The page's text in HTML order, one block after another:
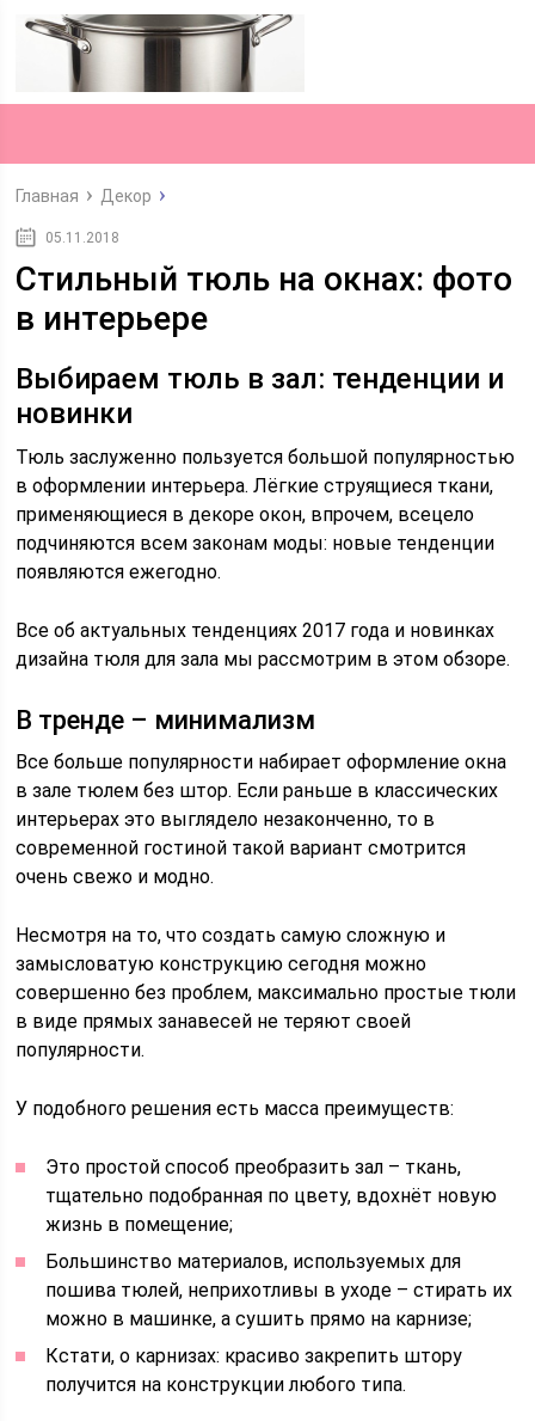
Главная Декор
05.11.2018
Стильный тюль на окнах: фото
в интерьере
Выбираем тюль в зал: тенденции и
новинки
Тюль заслуженно пользуется большой популярностью
в оформлении интерьера. Лёгкие струящиеся ткани,
применяющиеся в декоре окон, впрочем, всецело
подчиняются всем законам моды: новые тенденции
появляются ежегодно.
Все об актуальных тенденциях 2017 года и новинках
дизайна тюля для зала мы рассмотрим в этом обзоре.
В тренде – минимализм
Все больше популярности набирает оформление окна
в зале тюлем без штор. Если раньше в классических
интерьерах это выглядело незаконченно, то в
современной гостиной такой вариант смотрится
очень свежо и модно.
Несмотря на то, что создать самую сложную и
замысловатую конструкцию сегодня можно
совершенно без проблем, максимально простые тюли
в виде прямых занавесей не теряют своей
популярности.
У подобного решения есть масса преимуществ:
Это простой способ преобразить зал – ткань,
тщательно подобранная по цвету, вдохнёт новую
жизнь в помещение;
Большинство материалов, используемых для
пошива тюлей, неприхотливы в уходе – стирать их
можно в машинке, а сушить прямо на карнизе;
Кстати, о карнизах: красиво закрепить штору
получится на конструкции любого типа.